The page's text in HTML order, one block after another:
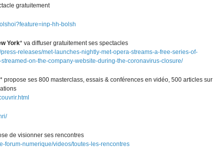
gratuitement
hh-bolsh
York* va diffuser gratuitement ses spectacles
releases/met-launches-nightly-met-opera-streams-a-free-series-of-
on-the-company-website-during-the-coronavirus-closure/
* propose ses 800 masterclass, essais & conférences en vidéo, 500 articles sur
de visionner ses rencontres
forum-numerique/videos/toutes-les-rencontres